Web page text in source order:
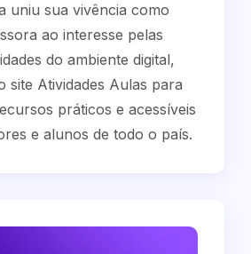
uniu sua vivência como
ao interesse pelas
do ambiente digital,
site Atividades Aulas para
práticos e acessíveis
e alunos de todo o país.